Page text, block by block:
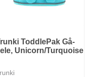
ToddlePak Gå-
Unicorn/Turquoise